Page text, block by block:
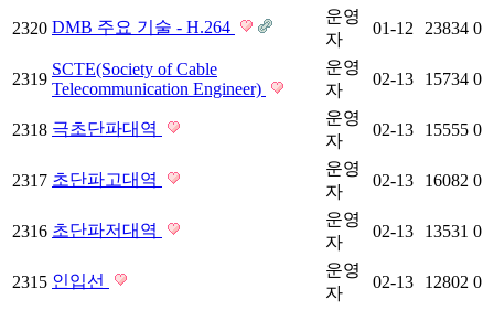
2320 DMB 주요 기술 - H.264
운영
자
01-12 23834 0
2319
SCTE(Society of Cable
Telecommunication Engineer)
운영
자
02-13 15734 0
2318 극초단파대역
운영
자
02-13 15555 0
2317 초단파고대역
운영
자
02-13 16082 0
2316 초단파저대역
운영
자
02-13 13531 0
2315 인입선
운영
자
02-13 12802 0